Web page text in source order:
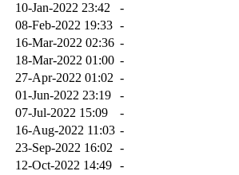
10-Jan-2022 23:42
-
08-Feb-2022 19:33 -
16-Mar-2022 02:36 -
18-Mar-2022 01:00 -
27-Apr-2022 01:02 -
01-Jun-2022 23:19
-
07-Jul-2022 15:09
-
16-Aug-2022 11:03 -
23-Sep-2022 16:02 -
12-Oct-2022 14:49 -